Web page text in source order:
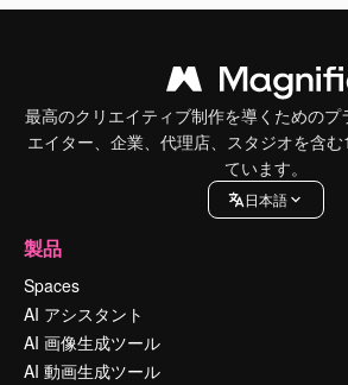
最高のクリエイティブ制作を導くためのプ
エイター、企業、代理店、スタジオを含
ています。
日本語
製品
Spaces
AI アシスタント
AI 画像生成ツール
AI 動画生成ツール